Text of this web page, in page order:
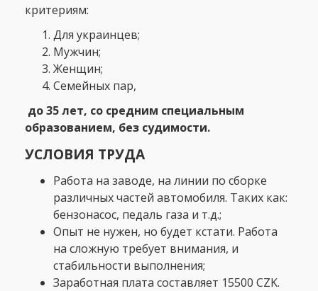
критериям:
Для украинцев;
Мужчин;
Женщин;
Семейных пар,
до 35 лет, со средним специальным
образованием, без судимости.
УСЛОВИЯ ТРУДА
Работа на заводе, на линии по сборке
различных частей автомобиля. Таких как:
бензонасос, педаль газа и т.д.;
Опыт не нужен, но будет кстати. Работа
на сложную требует внимания, и
стабильности выполнения;
Заработная плата составляет 15500 CZK.